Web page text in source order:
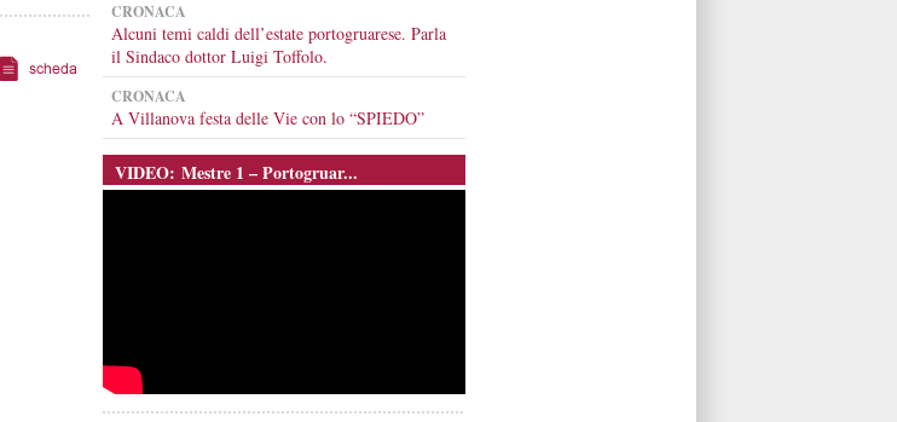
CRONACA
Alcuni temi caldi dell’estate portogruarese. Parla
il Sindaco dottor Luigi Toffolo.
CRONACA
A Villanova festa delle Vie con lo “SPIEDO”
VIDEO: Mestre 1 – Portogruar...